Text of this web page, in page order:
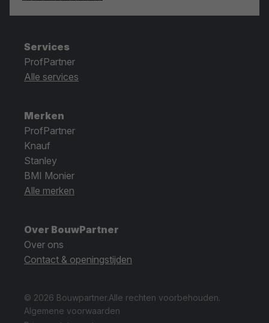
Services
ProfPartner
Alle services
Merken
ProfPartner
Knauf
Stanley
BMI Monier
Alle merken
Over BouwPartner
Over ons
Contact & openingstijden
© 2026 Bouwpartner.Alle rechten voorbehouden.
Algemene voorwaarden